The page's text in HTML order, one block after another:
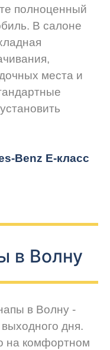
полноценный
В салоне
места и
Benz E-класс
в Волну
в Волну -
дня.
на комфортном